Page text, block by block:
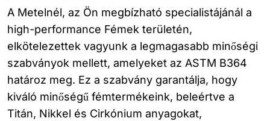
A Metelnél, az Ön megbízható specialistájánál a
high-performance Fémek területén,
elkötelezettek vagyunk a legmagasabb minőségi
szabványok mellett, amelyeket az ASTM B364
határoz meg. Ez a szabvány garantálja, hogy
kiváló minőségű fémtermékeink, beleértve a
Titán, Nikkel és Cirkónium anyagokat,